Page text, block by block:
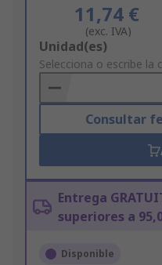
11,74 €
(exc. IVA)
Add
to
Basket
Unidad(es)
Selecciona o escribe la
Consultar
Entrega
superiores a
Disponible